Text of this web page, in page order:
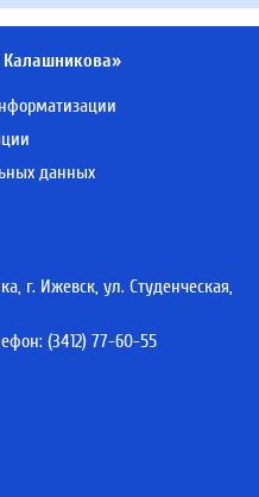
данных
г. Ижевск, ул. Студенческая,
(3412) 77-60-55